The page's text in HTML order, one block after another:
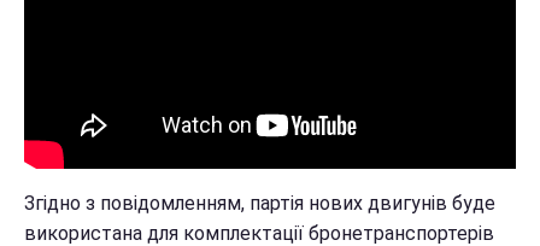
Згідно з повідомленням, партія нових двигунів буде
використана для комплектації бронетранспортерів